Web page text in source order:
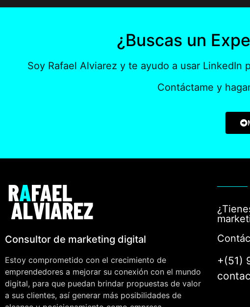
¿Buscas un
Soy Rafael Alviarez y te ayudo a usar
Contáctame y
Consultor de marketing digital
Estoy comprometido con el crecimiento de
emprendedores a mejorar su conexión con el mundo
digital, para que puedan brindar propuestas de valor
a sus clientes, así generar más posibilidades de
+(51)